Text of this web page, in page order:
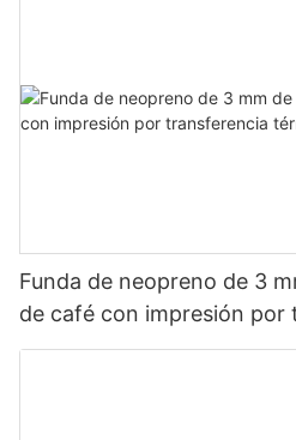
Funda de neopreno de 3
de café con impresión por
completa.